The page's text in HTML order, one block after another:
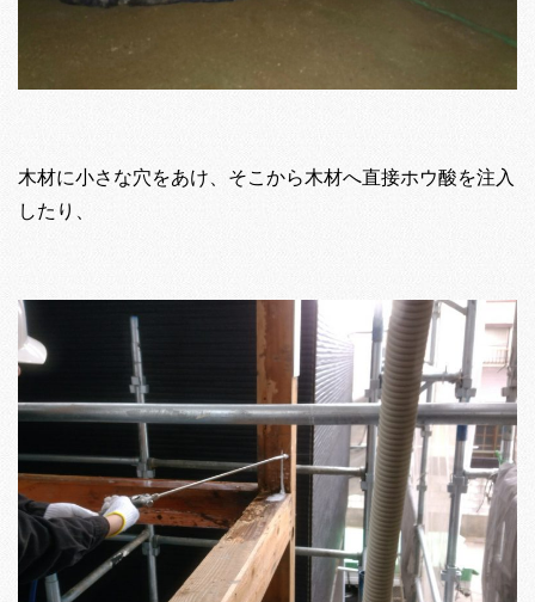
木材に小さな穴をあけ、そこから木材へ直接ホウ酸を注入
したり、